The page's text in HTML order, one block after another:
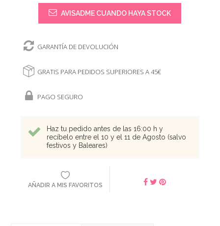
AVISADME CUANDO HAYA STOCK
GARANTÍA DE DEVOLUCIÓN
GRATIS PARA PEDIDOS SUPERIORES A 45€
PAGO SEGURO
Haz tu pedido antes de las 16:00 h y
recíbelo entre el 10 y el 11 de Agosto (salvo
festivos y Baleares)
AÑADIR A MIS FAVORITOS